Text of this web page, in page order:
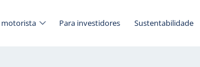
motorista Para investidores Sustentabilidade